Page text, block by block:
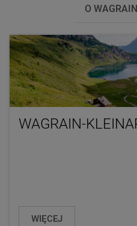
O
WAGRAIN-
WIĘCEJ